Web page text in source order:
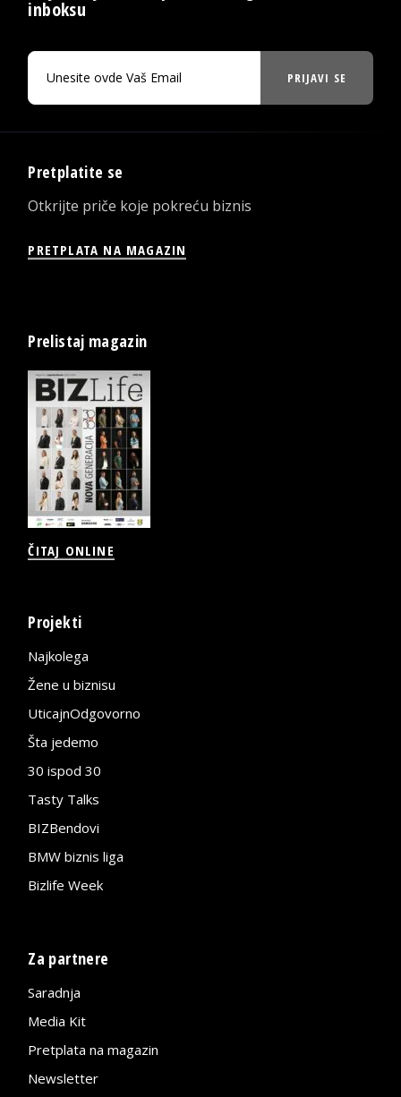
inboksu
PRIJAVI SE
Pretplatite se
Otkrijte priče koje pokreću biznis
PRETPLATA NA MAGAZIN
Prelistaj magazin
ČITAJ ONLINE
Projekti
Najkolega
Žene u biznisu
UticajnOdgovorno
Šta jedemo
30 ispod 30
Tasty Talks
BIZBendovi
BMW biznis liga
Bizlife Week
Za partnere
Saradnja
Media Kit
Pretplata na magazin
Newsletter